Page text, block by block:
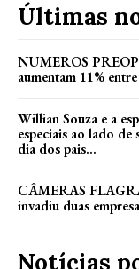
Últimas
NUMEROS
aumentam 11%
Willian Souza e a
especiais ao lado
dia dos pais...
CÂMERAS
invadiu duas
Notícias